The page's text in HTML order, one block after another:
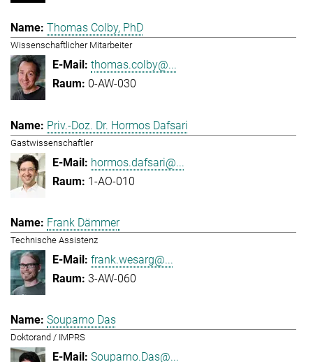
Thomas Colby, PhD
Wissenschaftlicher Mitarbeiter
thomas.colby@...
0-AW-030
Priv.-Doz. Dr. Hormos Dafsari
Gastwissenschaftler
hormos.dafsari@...
1-AO-010
Frank Dämmer
Technische Assistenz
frank.wesarg@...
3-AW-060
Souparno Das
Doktorand / IMPRS
Souparno.Das@...